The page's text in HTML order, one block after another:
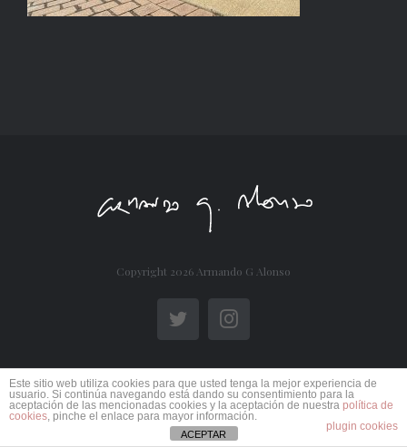
Copyright 2026 Armando G Alonso
TwitterInstagram
Este sitio web utiliza cookies para que usted tenga la mejor experiencia de
usuario. Si continúa navegando está dando su consentimiento para la
aceptación de las mencionadas cookies y la aceptación de nuestra política de
cookies, pinche el enlace para mayor información.
plugin cookies
ACEPTAR